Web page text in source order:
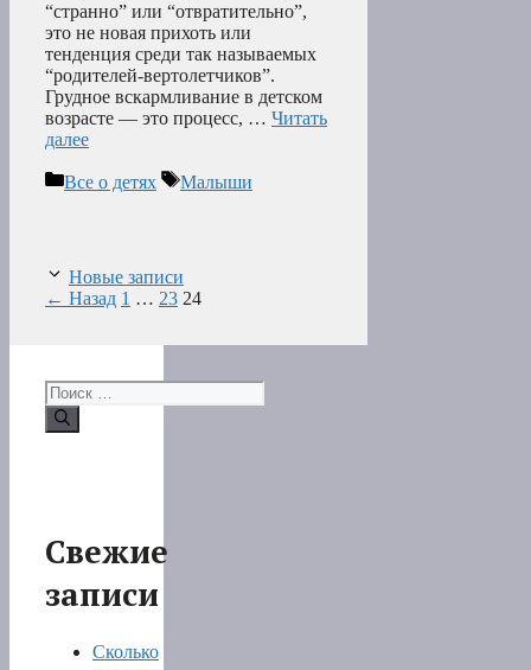
“странно” или “отвратительно”,
это не новая прихоть или
тенденция среди так называемых
“родителей-вертолетчиков”.
Грудное вскармливание в детском
возрасте — это процесс, … Читать
далее
Рубрики
Все о детях Метки
Малыши
Новые записи
← Назад Страница
1 … Страница
23 Страница
24
Поиск:
Свежие
записи
Сколько